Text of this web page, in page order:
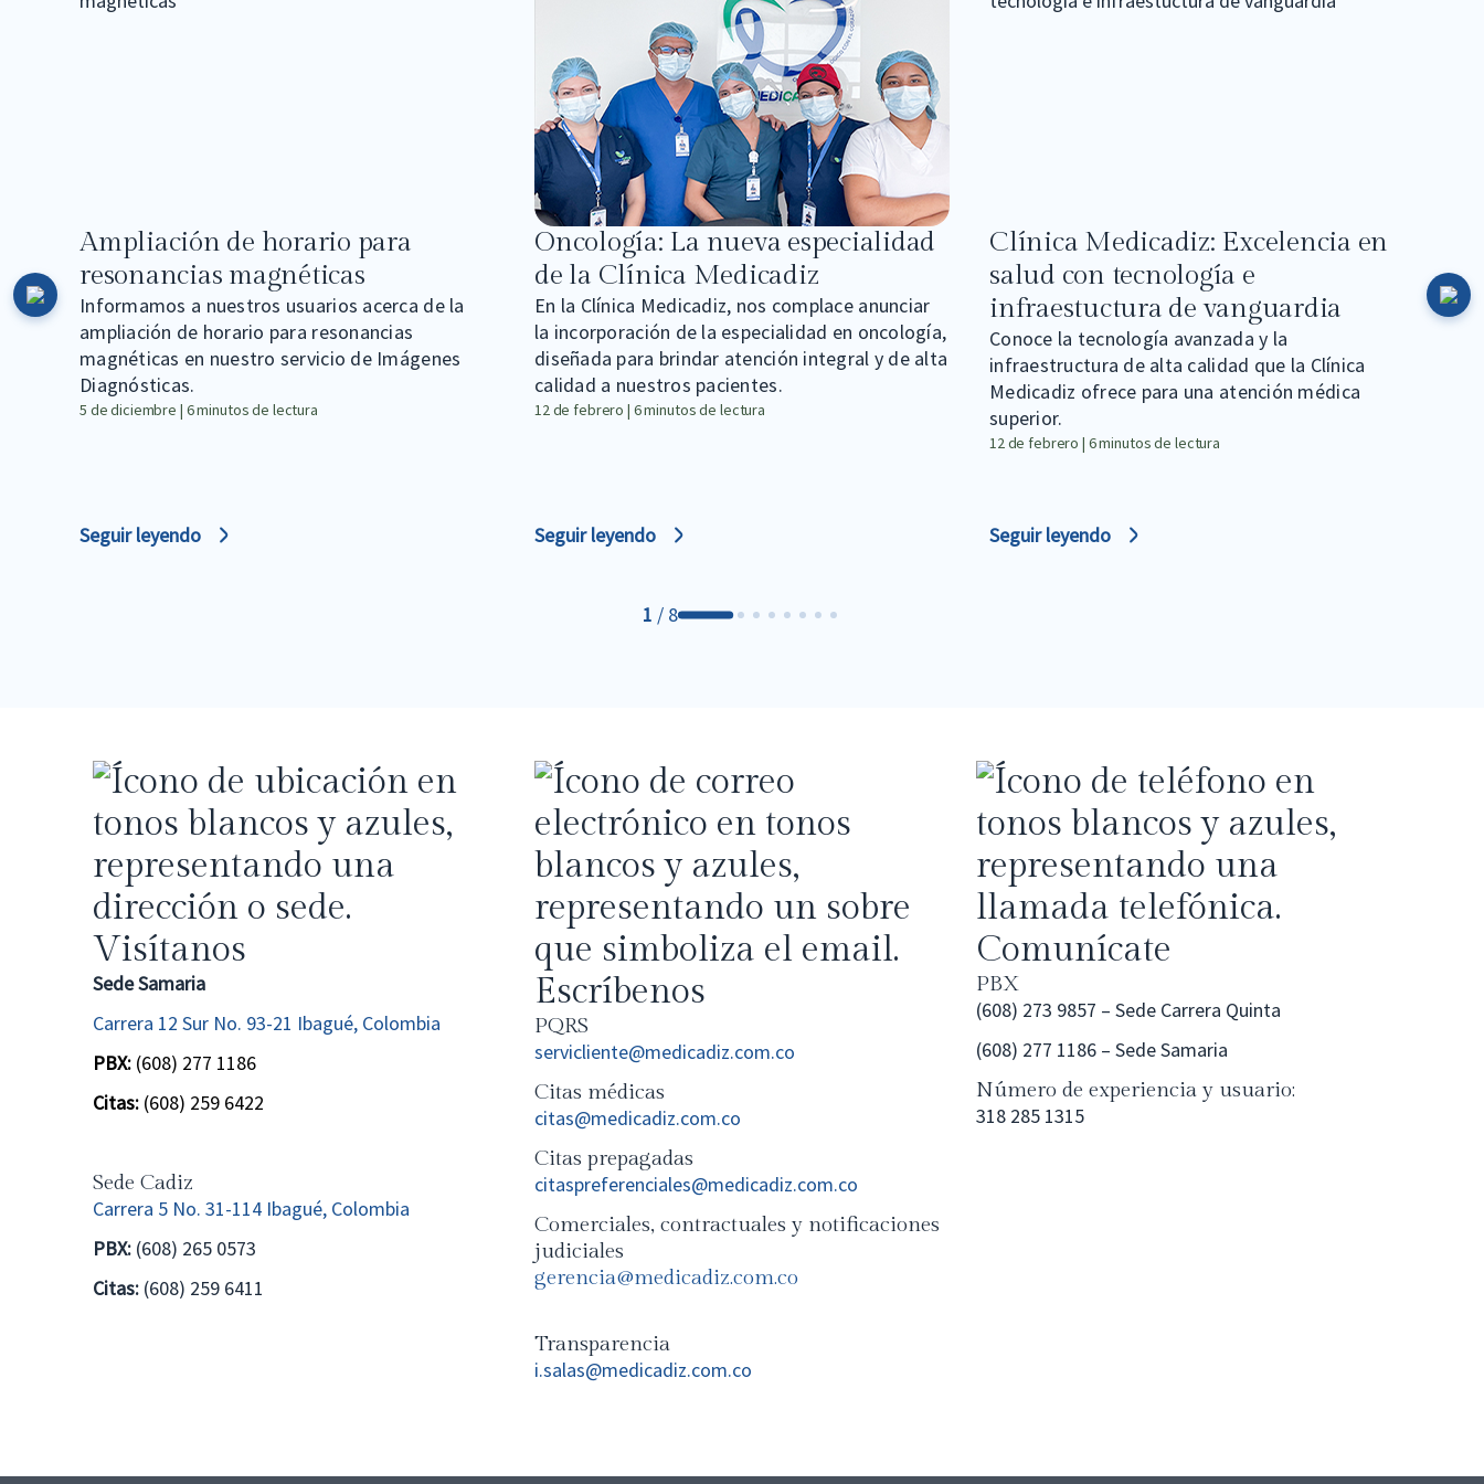
Ampliación de horario para
resonancias magnéticas
Informamos a nuestros usuarios acerca de la
ampliación de horario para resonancias
magnéticas en nuestro servicio de Imágenes
Diagnósticas.
5 de diciembre | 6 minutos de lectura
Seguir leyendo
Oncología: La nueva especialidad
de la Clínica Medicadiz
En la Clínica Medicadiz, nos complace anunciar
la incorporación de la especialidad en oncología,
diseñada para brindar atención integral y de alta
calidad a nuestros pacientes.
12 de febrero | 6 minutos de lectura
Seguir leyendo
Clínica Medicadiz: Excelencia en
salud con tecnología e
infraestuctura de vanguardia
Conoce la tecnología avanzada y la
infraestructura de alta calidad que la Clínica
Medicadiz ofrece para una atención médica
superior.
12 de febrero | 6 minutos de lectura
Seguir leyendo
En
1 / 8
Visítanos
Sede Samaria
Carrera 12 Sur No. 93-21 Ibagué, Colombia
PBX: (608) 277 1186
Citas: (608) 259 6422
Sede Cadiz
Carrera 5 No. 31-114 Ibagué, Colombia
PBX: (608) 265 0573
Citas: (608) 259 6411
Escríbenos
PQRS
servicliente@medicadiz.com.co
Citas médicas
citas@medicadiz.com.co
Citas prepagadas
citaspreferenciales@medicadiz.com.co
Comerciales, contractuales y notificaciones
judiciales
gerencia@medicadiz.com.co
Transparencia
i.salas@medicadiz.com.co
Comunícate
PBX
(608) 273 9857 – Sede Carrera Quinta
(608) 277 1186 – Sede Samaria
Número de experiencia y usuario:
318 285 1315